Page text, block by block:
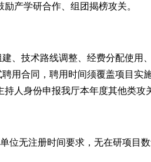
产学研合作、组团揭榜攻关。
、技术路线调整、经费分配使
用合同，聘用时间须覆盖项目实施
人身份申报我厅本年度其他类攻
位无注册时间要求，无在研项目